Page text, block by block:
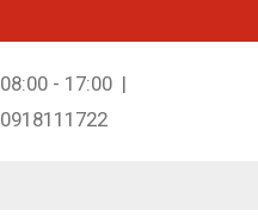
08:00 - 17:00 |
0918111722